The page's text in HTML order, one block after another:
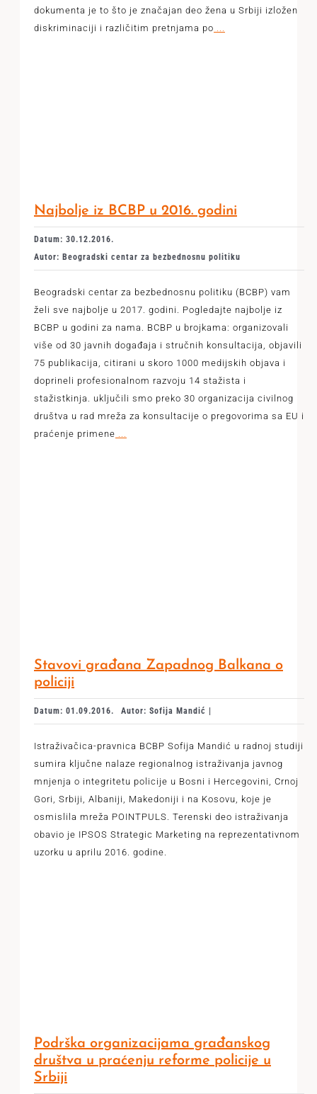
dokumenta je to što je značajan deo žena u Srbiji izložen
diskriminaciji i različitim pretnjama po ...
Najbolje iz BCBP u 2016. godini
Datum: 30.12.2016.
Autor: Beogradski centar za bezbednosnu politiku
Beogradski centar za bezbednosnu politiku (BCBP) vam
želi sve najbolje u 2017. godini. Pogledajte najbolje iz
BCBP u godini za nama. BCBP u brojkama: organizovali
više od 30 javnih događaja i stručnih konsultacija, objavili
75 publikacija, citirani u skoro 1000 medijskih objava i
doprineli profesionalnom razvoju 14 stažista i
stažistkinja. uključili smo preko 30 organizacija civilnog
društva u rad mreža za konsultacije o pregovorima sa EU i
praćenje primene ...
Stavovi građana Zapadnog Balkana o
policiji
Datum: 01.09.2016. Autor: Sofija Mandić |
Istraživačica-pravnica BCBP Sofija Mandić u radnoj studiji
sumira ključne nalaze regionalnog istraživanja javnog
mnjenja o integritetu policije u Bosni i Hercegovini, Crnoj
Gori, Srbiji, Albaniji, Makedoniji i na Kosovu, koje je
osmislila mreža POINTPULS. Terenski deo istraživanja
obavio je IPSOS Strategic Marketing na reprezentativnom
uzorku u aprilu 2016. godine.
Podrška organizacijama građanskog
društva u praćenju reforme policije u
Srbiji